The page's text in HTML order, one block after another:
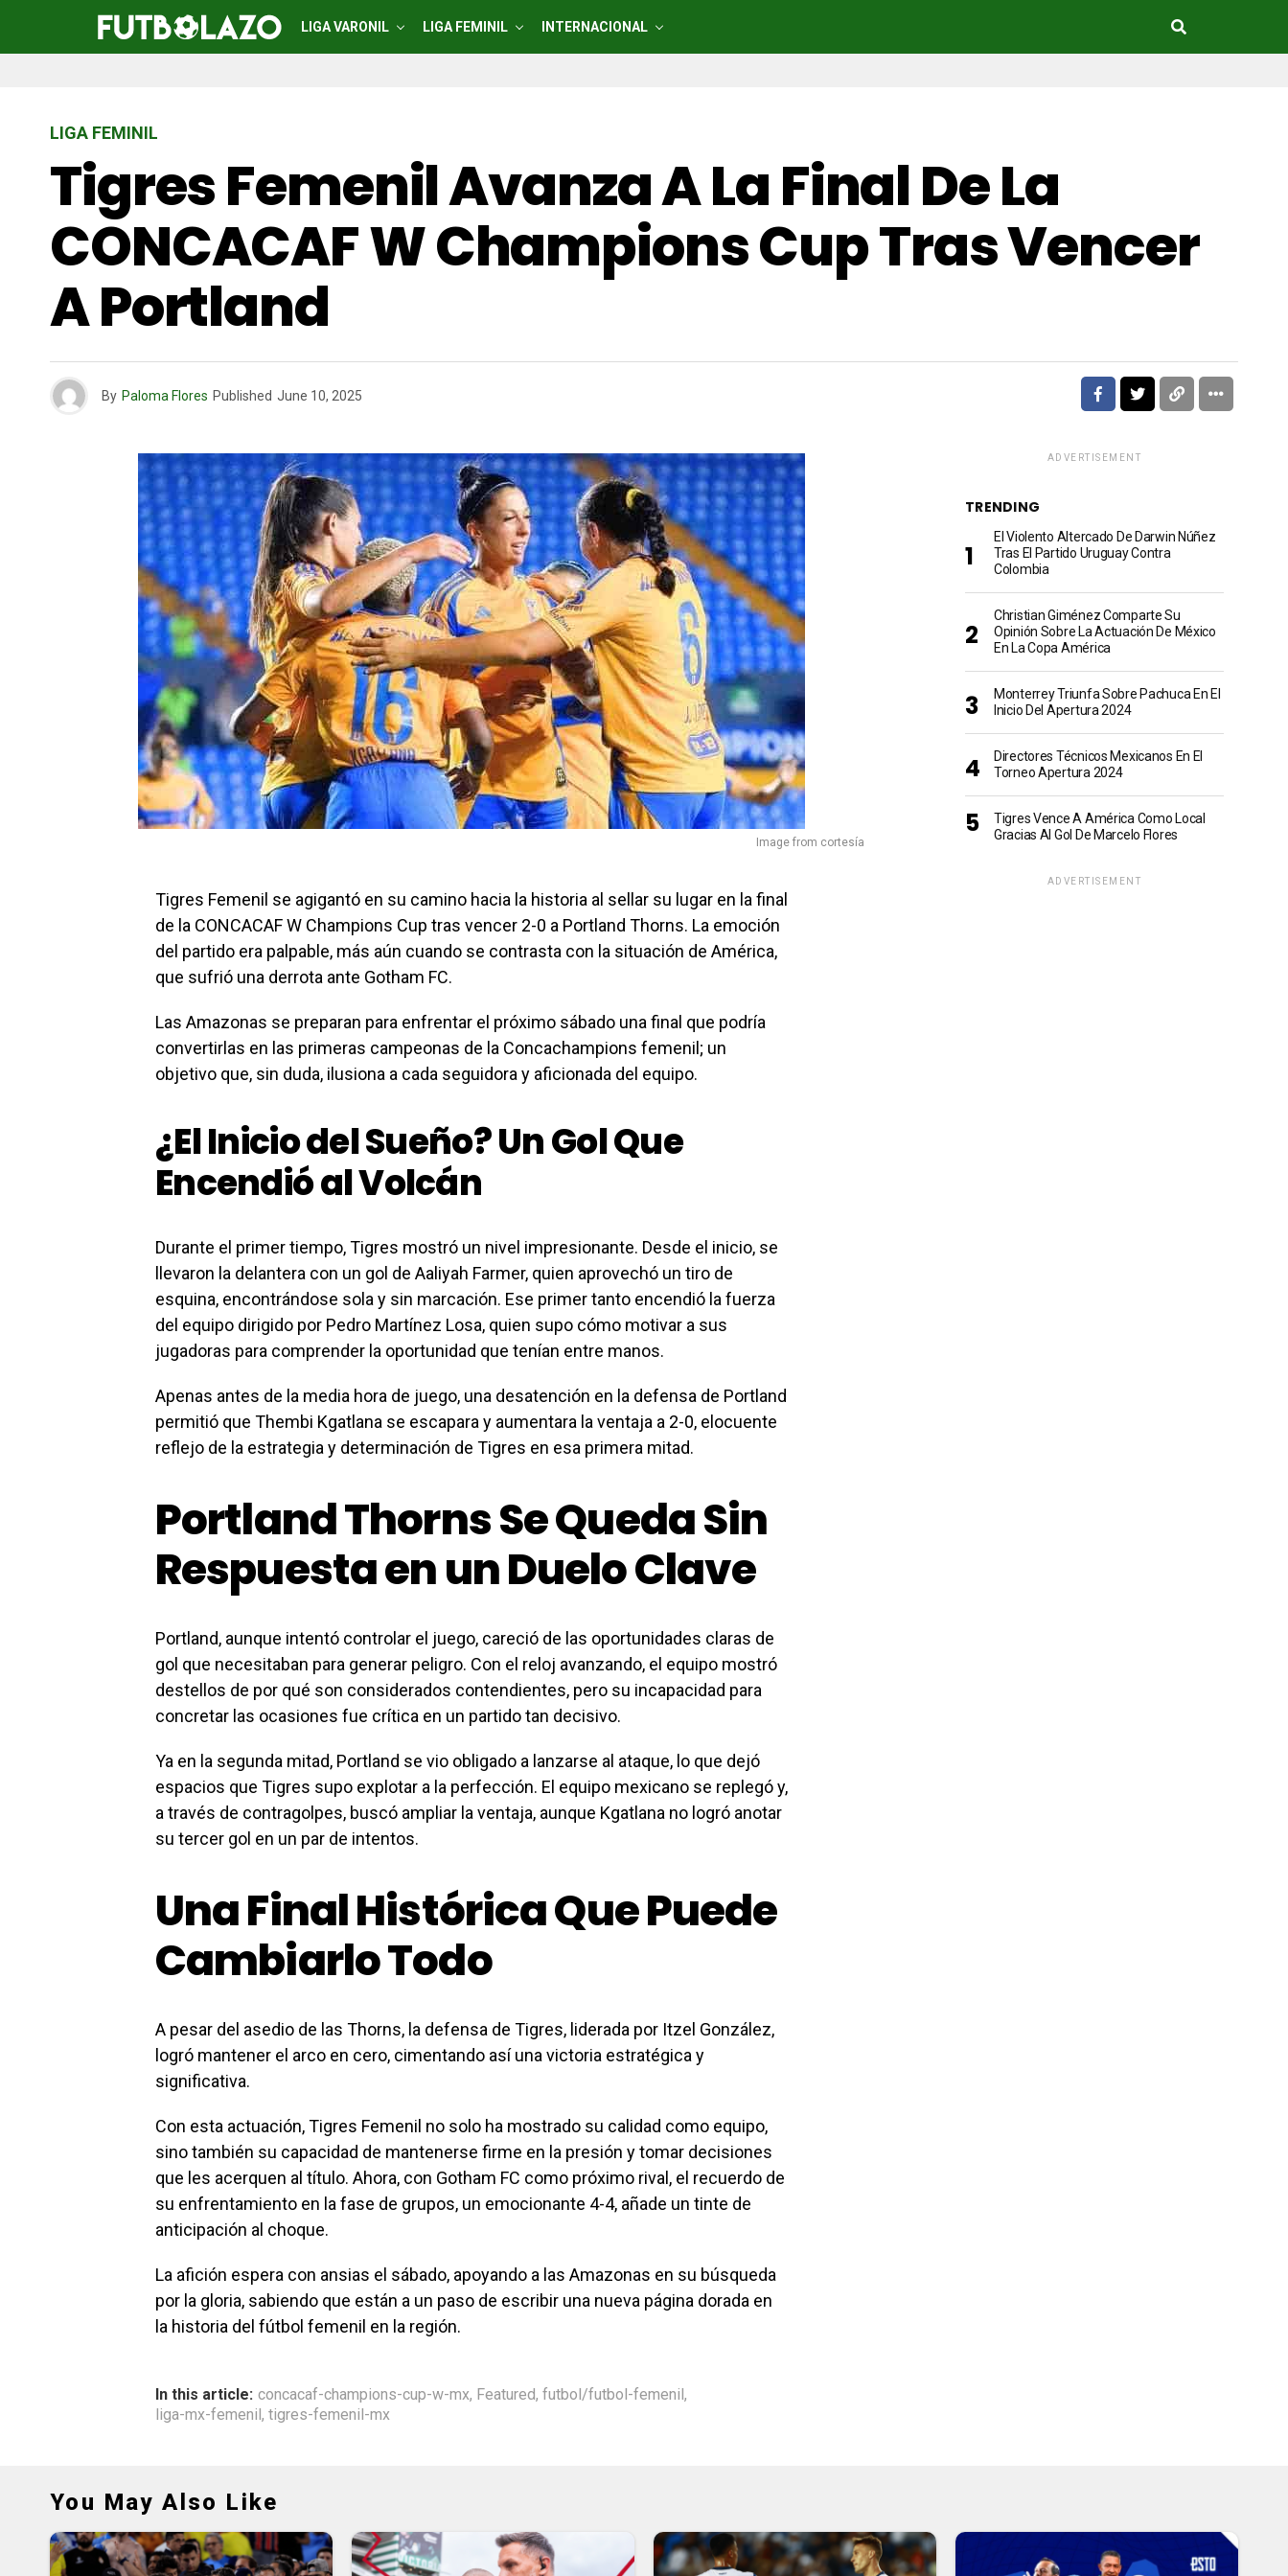
LIGA VARONIL LIGA FEMINIL INTERNACIONAL
LIGA FEMINIL
Tigres Femenil Avanza A La Final De La
CONCACAF W Champions Cup Tras Vencer
A Portland
By Paloma Flores Published June 10, 2025
Image from cortesía
Tigres Femenil se agigantó en su camino hacia la historia al sellar su lugar en la final
de la CONCACAF W Champions Cup tras vencer 2-0 a Portland Thorns. La emoción
del partido era palpable, más aún cuando se contrasta con la situación de América,
que sufrió una derrota ante Gotham FC.
Las Amazonas se preparan para enfrentar el próximo sábado una final que podría
convertirlas en las primeras campeonas de la Concachampions femenil; un
objetivo que, sin duda, ilusiona a cada seguidora y aficionada del equipo.
¿El Inicio del Sueño? Un Gol Que
Encendió al Volcán
Durante el primer tiempo, Tigres mostró un nivel impresionante. Desde el inicio, se
llevaron la delantera con un gol de Aaliyah Farmer, quien aprovechó un tiro de
esquina, encontrándose sola y sin marcación. Ese primer tanto encendió la fuerza
del equipo dirigido por Pedro Martínez Losa, quien supo cómo motivar a sus
jugadoras para comprender la oportunidad que tenían entre manos.
Apenas antes de la media hora de juego, una desatención en la defensa de Portland
permitió que Thembi Kgatlana se escapara y aumentara la ventaja a 2-0, elocuente
reflejo de la estrategia y determinación de Tigres en esa primera mitad.
Portland Thorns Se Queda Sin
Respuesta en un Duelo Clave
Portland, aunque intentó controlar el juego, careció de las oportunidades claras de
gol que necesitaban para generar peligro. Con el reloj avanzando, el equipo mostró
destellos de por qué son considerados contendientes, pero su incapacidad para
concretar las ocasiones fue crítica en un partido tan decisivo.
Ya en la segunda mitad, Portland se vio obligado a lanzarse al ataque, lo que dejó
espacios que Tigres supo explotar a la perfección. El equipo mexicano se replegó y,
a través de contragolpes, buscó ampliar la ventaja, aunque Kgatlana no logró anotar
su tercer gol en un par de intentos.
Una Final Histórica Que Puede
Cambiarlo Todo
A pesar del asedio de las Thorns, la defensa de Tigres, liderada por Itzel González,
logró mantener el arco en cero, cimentando así una victoria estratégica y
significativa.
Con esta actuación, Tigres Femenil no solo ha mostrado su calidad como equipo,
sino también su capacidad de mantenerse firme en la presión y tomar decisiones
que les acerquen al título. Ahora, con Gotham FC como próximo rival, el recuerdo de
su enfrentamiento en la fase de grupos, un emocionante 4-4, añade un tinte de
anticipación al choque.
La afición espera con ansias el sábado, apoyando a las Amazonas en su búsqueda
por la gloria, sabiendo que están a un paso de escribir una nueva página dorada en
la historia del fútbol femenil en la región.
In this article: concacaf-champions-cup-w-mx, Featured, futbol/futbol-femenil,
liga-mx-femenil, tigres-femenil-mx
ADVERTISEMENT
TRENDING
El Violento Altercado De Darwin Núñez
Tras El Partido Uruguay Contra
Colombia
Christian Giménez Comparte Su
Opinión Sobre La Actuación De México
En La Copa América
Monterrey Triunfa Sobre Pachuca En El
Inicio Del Apertura 2024
Directores Técnicos Mexicanos En El
Torneo Apertura 2024
Tigres Vence A América Como Local
Gracias Al Gol De Marcelo Flores
ADVERTISEMENT
You May Also Like